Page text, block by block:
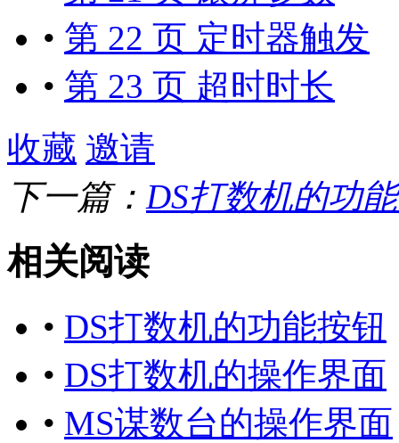
• 第 22 页 定时器触发
• 第 23 页 超时时长
收藏 邀请
下一篇： DS打数机的功
相关阅读
• DS打数机的功能按钮
• DS打数机的操作界面
• MS谋数台的操作界面